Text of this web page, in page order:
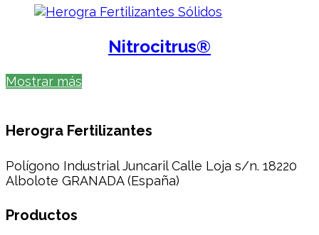
Nitrocitrus®
Mostrar más
Herogra Fertilizantes
Polígono Industrial Juncaril Calle Loja s/n. 18220
Albolote GRANADA (España)
Productos